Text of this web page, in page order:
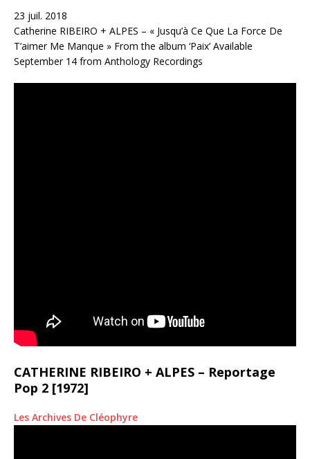
23 juil. 2018
Catherine RIBEIRO + ALPES – « Jusqu’à Ce Que La Force De
T’aimer Me Manque » From the album ‘Paix’ Available
September 14 from Anthology Recordings
CATHERINE RIBEIRO + ALPES – Reportage
Pop 2 [1972]
Les Archives De Cléophyre